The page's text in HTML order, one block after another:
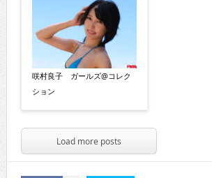
咲村良子 ガールズ@コレク
ション
Load more posts